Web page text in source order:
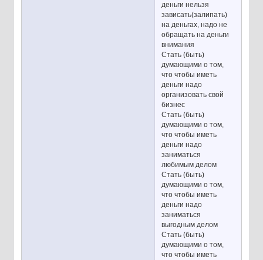
деньги нельзя
зависать(залипать)
на деньгах, надо не
обращать на деньги
внимания
Стать (быть)
думающими о том,
что чтобы иметь
деньги надо
организовать свой
бизнес
Стать (быть)
думающими о том,
что чтобы иметь
деньги надо
заниматься
любимым делом
Стать (быть)
думающими о том,
что чтобы иметь
деньги надо
заниматься
выгодным делом
Стать (быть)
думающими о том,
что чтобы иметь